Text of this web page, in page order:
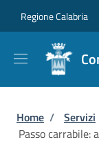
Regione Calabria
Briciole
Home / Servizi
Passo carrabile: